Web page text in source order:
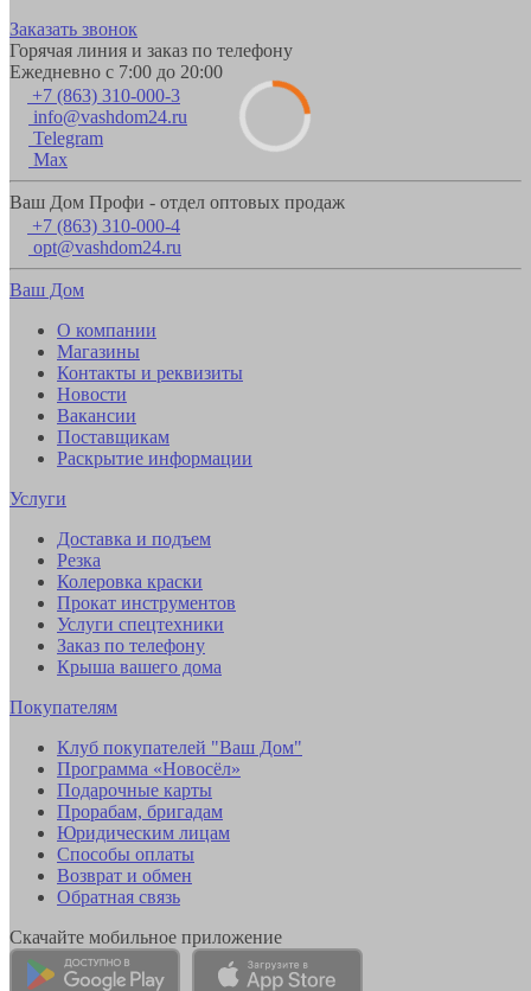
Заказать звонок
Горячая линия и заказ по телефону
Ежедневно с 7:00 до 20:00
+7 (863) 310-000-3
info@vashdom24.ru
Telegram
Max
Ваш Дом Профи - отдел оптовых продаж
+7 (863) 310-000-4
opt@vashdom24.ru
Ваш Дом
О компании
Магазины
Контакты и реквизиты
Новости
Вакансии
Поставщикам
Раскрытие информации
Услуги
Доставка и подъем
Резка
Колеровка краски
Прокат инструментов
Услуги спецтехники
Заказ по телефону
Крыша вашего дома
Покупателям
Клуб покупателей "Ваш Дом"
Программа «Новосёл»
Подарочные карты
Прорабам, бригадам
Юридическим лицам
Способы оплаты
Возврат и обмен
Обратная связь
Скачайте мобильное приложение